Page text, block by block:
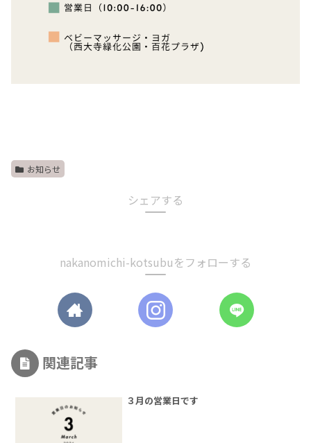
お知らせ
シェアする
nakanomichi-kotsubuをフォローする
関連記事
３月の営業日です